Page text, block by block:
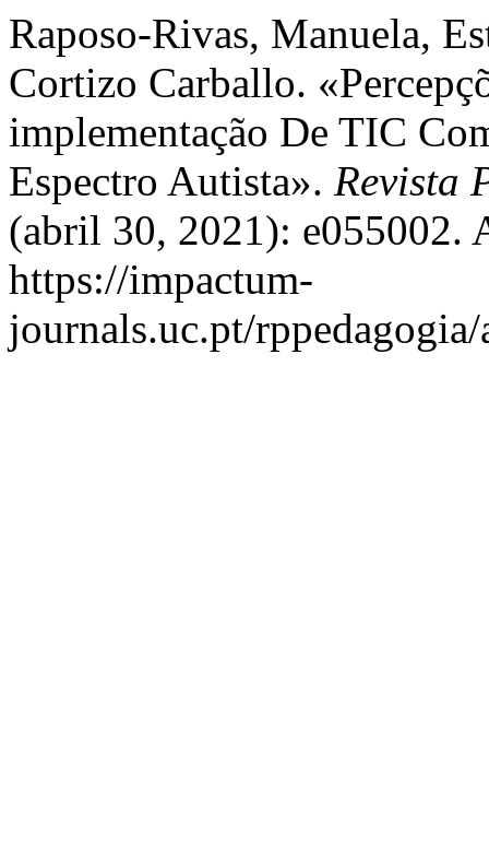
Raposo-Rivas, Manuela,
Cortizo Carballo.
implementação De TIC
Espectro Autista». Revista
(abril 30, 2021): e055002.
https://impactum-
journals.uc.pt/